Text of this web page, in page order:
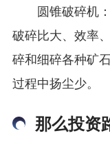
圆锥破碎机：
破碎比大、效率
碎和细碎各种矿
过程中扬尘少。
那么投资